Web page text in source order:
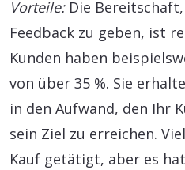
Vorteile:Die Bereitschaft,
Feedback zu geben, ist
Kunden haben
von über 35 %. Sie
in den Aufwand, den Ihr
sein Ziel zu erreichen.
Kauf getätigt, aber es